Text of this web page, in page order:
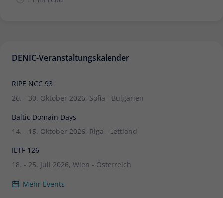
DENIC-Veranstaltungskalender
RIPE NCC 93
26. - 30. Oktober 2026, Sofia - Bulgarien
Baltic Domain Days
14. - 15. Oktober 2026, Riga - Lettland
IETF 126
18. - 25. Juli 2026, Wien - Österreich
Mehr Events